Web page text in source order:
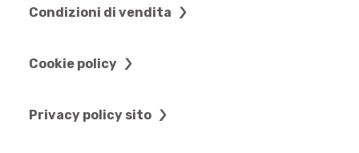
Condizioni di vendita
Cookie policy
Privacy policy sito